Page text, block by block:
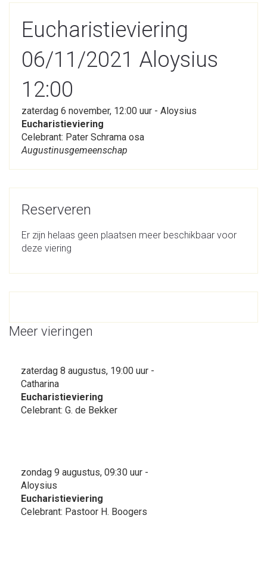
Eucharistieviering
06/11/2021 Aloysius
12:00
zaterdag 6 november, 12:00 uur - Aloysius
Eucharistieviering
Celebrant: Pater Schrama osa
Augustinusgemeenschap
Reserveren
Er zijn helaas geen plaatsen meer beschikbaar voor
deze viering
Meer vieringen
zaterdag 8 augustus, 19:00 uur -
Catharina
Eucharistieviering
Celebrant: G. de Bekker
zondag 9 augustus, 09:30 uur -
Aloysius
Eucharistieviering
Celebrant: Pastoor H. Boogers